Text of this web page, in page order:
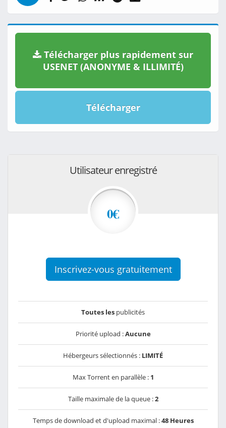
Télécharger plus rapidement sur
USENET (ANONYME & ILLIMITÉ)
Télécharger
Utilisateur enregistré
0€
Inscrivez-vous gratuitement
Toutes les publicités
Priorité upload :Aucune
Hébergeurs sélectionnés : LIMITÉ
Max Torrent en parallèle : 1
Taille maximale de la queue :2
Temps de download et d'upload maximal :48 Heures